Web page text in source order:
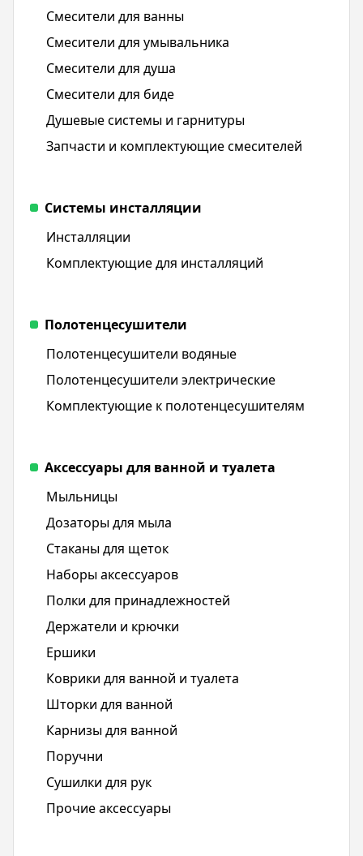
Смесители для ванны
Смесители для умывальника
Смесители для душа
Смесители для биде
Душевые системы и гарнитуры
Запчасти и комплектующие смесителей
Системы инсталляции
Инсталляции
Комплектующие для инсталляций
Полотенцесушители
Полотенцесушители водяные
Полотенцесушители электрические
Комплектующие к полотенцесушителям
Аксессуары для ванной и туалета
Мыльницы
Дозаторы для мыла
Стаканы для щеток
Наборы аксессуаров
Полки для принадлежностей
Держатели и крючки
Ершики
Коврики для ванной и туалета
Шторки для ванной
Карнизы для ванной
Поручни
Сушилки для рук
Прочие аксессуары